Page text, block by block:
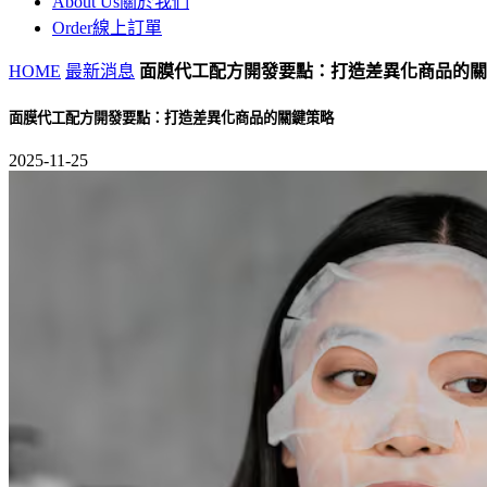
Order線上訂單
HOME 最新消息 面膜代工配方開發要點：打造差異化商品的
面膜代工配方開發要點：打造差異化商品的關鍵策略
2025-11-25